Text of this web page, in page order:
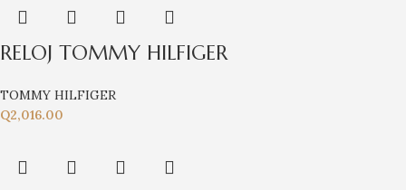
RELOJ TOMMY HILFIGER
TOMMY HILFIGER
Q2,016.00